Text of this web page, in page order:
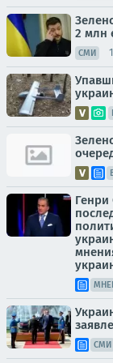
2 млн
СМИ
Генри
СМИ